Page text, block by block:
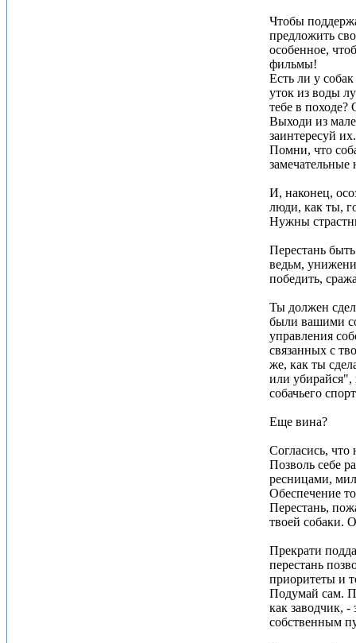
Чтобы
предложить
особенное,
фильмы!
Есть ли у
уток из воды
тебе в
Выходи из
заинтересуй
Помни, что
И, наконец,
люди, как ты,
Нужны
Перестань
ведьм,
победить,
Ты должен
были вашими
управления
связанных с
же, как ты
или убирайся",
собачьего
Еще вина?
Согласись, что
Позволь себе
ресницами,
Обеспечение
Перестань,
твоей собаки.
Прекрати
перестань
приоритеты и
Подумай сам.
как заводчик,
собственным